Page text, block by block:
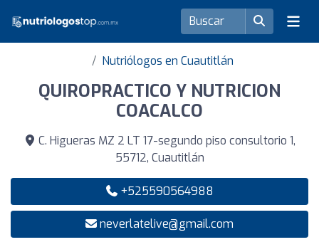
Nutriólogos en Cuautitlán
QUIROPRACTICO Y NUTRICION
COACALCO
C. Higueras MZ 2 LT 17-segundo piso consultorio 1,
55712, Cuautitlán
+525590564988
neverlatelive@gmail.com